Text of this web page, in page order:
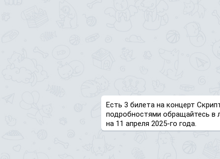
Есть 3 билета на концерт
подробностями обращайтесь в
на 11 апреля 2025-го года.